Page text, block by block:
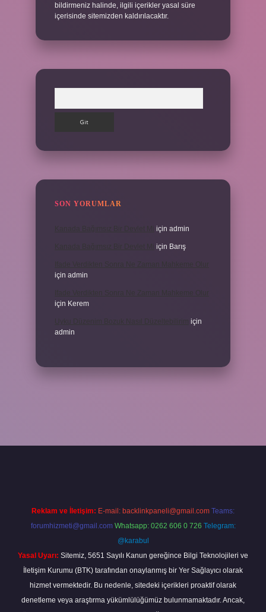
bildirmeniz halinde, ilgili içerikler yasal süre
içerisinde sitemizden kaldırılacaktır.
SON YORUMLAR
için admin
için Barış
için admin
için Kerem
için
admin
Reklam ve İletişim: E-mail: backlinkpaneli@gmail.com Teams:
forumhizmeti@gmail.com Whatsapp: 0262 606 0 726 Telegram:
@karabul
Yasal Uyarı: Sitemiz, 5651 Sayılı Kanun gereğince Bilgi Teknolojileri ve
İletişim Kurumu (BTK) tarafından onaylanmış bir Yer Sağlayıcı olarak
hizmet vermektedir. Bu nedenle, sitedeki içerikleri proaktif olarak
denetleme veya araştırma yükümlülüğümüz bulunmamaktadır. Ancak,